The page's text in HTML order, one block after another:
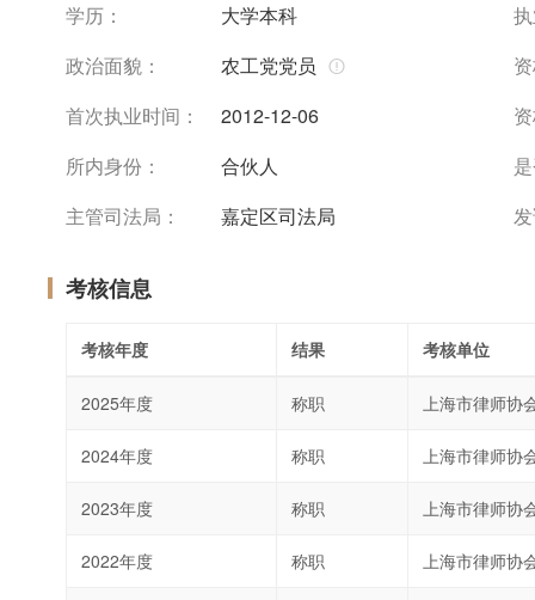
学历：
大学本科
政治面貌：
农工党党员
首次执业时间：
2012-12-06
所内身份：
合伙人
主管司法局：
嘉定区司法局
考核信息
考核年度 结果 考核单位
2025年度 称职 上海市律师协
2024年度 称职 上海市律师协
2023年度 称职 上海市律师协
2022年度 称职 上海市律师协